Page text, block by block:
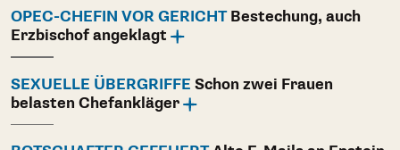
OPEC-CHEFIN VOR GERICHTBestechung, auch
Erzbischof angeklagt
SEXUELLE ÜBERGRIFFE Schon zwei Frauen
belasten Chefankläger